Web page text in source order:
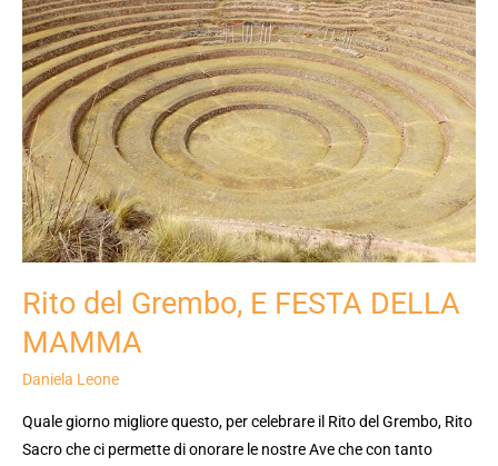
Rito del Grembo, E FESTA DELLA
MAMMA
Daniela Leone
Quale giorno migliore questo, per celebrare il Rito del Grembo, Rito
Sacro che ci permette di onorare le nostre Ave che con tanto
E
FESTA
DELLA
MAMMA